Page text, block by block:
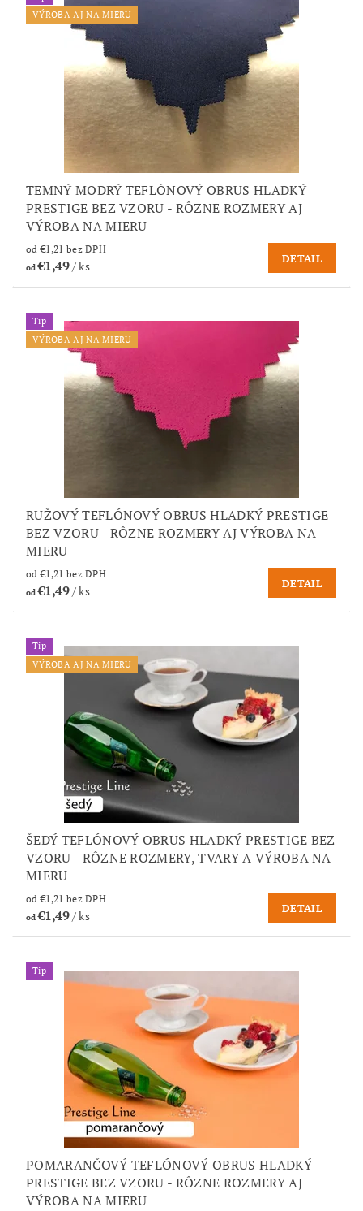
VÝROBA AJ NA MIERU
TEMNÝ MODRÝ TEFLÓNOVÝ OBRUS HLADKÝ
PRESTIGE BEZ VZORU - RÔZNE ROZMERY AJ
VÝROBA NA MIERU
od €1,21 bez DPH
od€1,49/ ks
DETAIL
Tip
VÝROBA AJ NA MIERU
RUŽOVÝ TEFLÓNOVÝ OBRUS HLADKÝ PRESTIGE
BEZ VZORU - RÔZNE ROZMERY AJ VÝROBA NA
MIERU
od €1,21 bez DPH
od€1,49/ ks
DETAIL
Tip
VÝROBA AJ NA MIERU
ŠEDÝ TEFLÓNOVÝ OBRUS HLADKÝ PRESTIGE BEZ
VZORU - RÔZNE ROZMERY, TVARY A VÝROBA NA
MIERU
od €1,21 bez DPH
od€1,49/ ks
DETAIL
Tip
POMARANČOVÝ TEFLÓNOVÝ OBRUS HLADKÝ
PRESTIGE BEZ VZORU - RÔZNE ROZMERY AJ
VÝROBA NA MIERU